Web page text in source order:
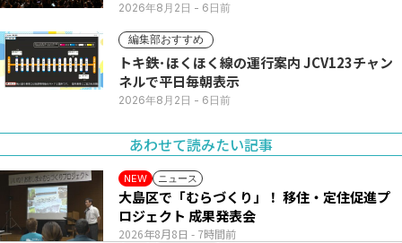
2026年8月2日 - 6日前
編集部おすすめ
トキ鉄･ほくほく線の運行案内 JCV123チャン
ネルで平日毎朝表示
2026年8月2日 - 6日前
あわせて読みたい記事
NEW ニュース
2026年8月8日 - 7時間前
大島区で「むらづくり」！ 移住・定住促進プ
ロジェクト 成果発表会